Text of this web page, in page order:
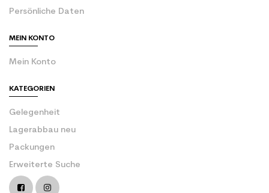
Persönliche Daten
MEIN KONTO
Mein Konto
KATEGORIEN
Gelegenheit
Lagerabbau neu
Packungen
Erweiterte Suche